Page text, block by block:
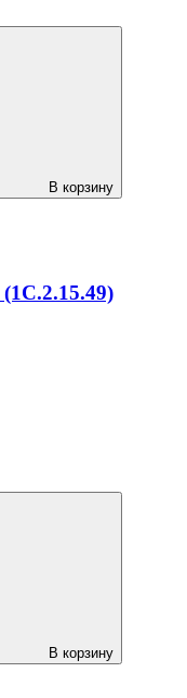
В корзину
В корзину